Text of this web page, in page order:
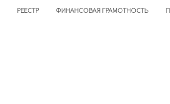
РЕЕСТР ФИНАНСОВАЯ ГРАМОТНОСТЬ